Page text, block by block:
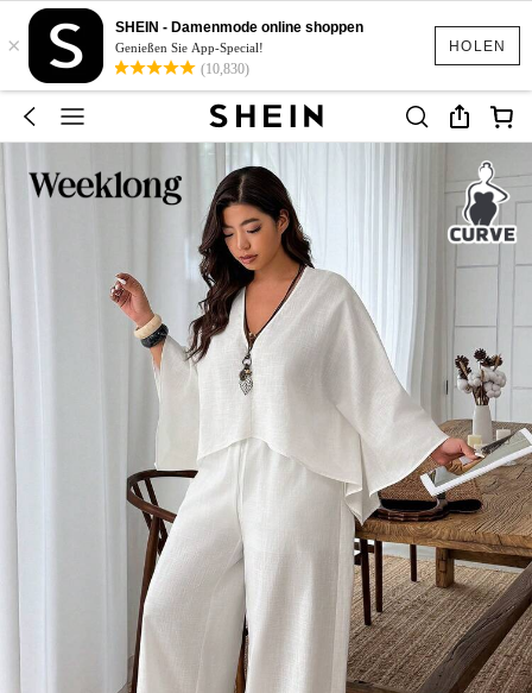
HOLEN
×
SHEIN - Damenmode online shoppen
Genießen Sie App-Special!
(10,830)